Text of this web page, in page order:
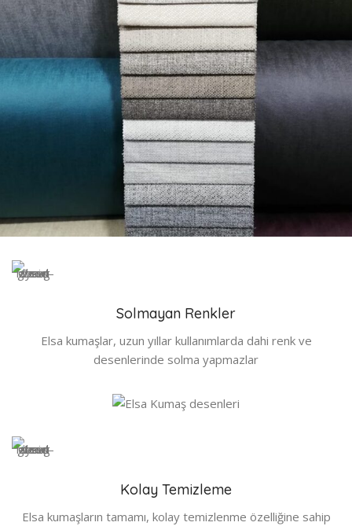
Solmayan Renkler
Elsa kumaşlar, uzun yıllar kullanımlarda dahi renk ve
desenlerinde solma yapmazlar
Kolay Temizleme
Elsa kumaşların tamamı, kolay temizlenme özelliğine sahip